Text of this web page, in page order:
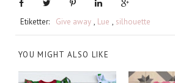
Etiketter: Give away , Lue , silhouette
YOU MIGHT ALSO LIKE